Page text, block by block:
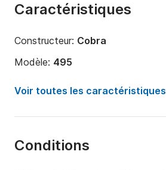
Caractéristiques
Constructeur: Cobra
Modèle: 495
Puissance moteur:
30cv
Capacité à bord:
Voir toutes les caractéristiques
Conditions